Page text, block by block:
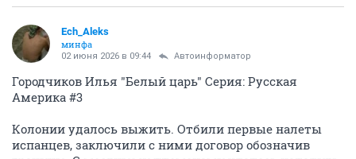
Ech_Aleks
минфа
02 июня 2026 в 09:44 Автоинформатор
Городчиков Илья "Белый царь" Серия: Русская
Америка #3
Колонии удалось выжить. Отбили первые налеты
испанцев, заключили с ними договор обозначив